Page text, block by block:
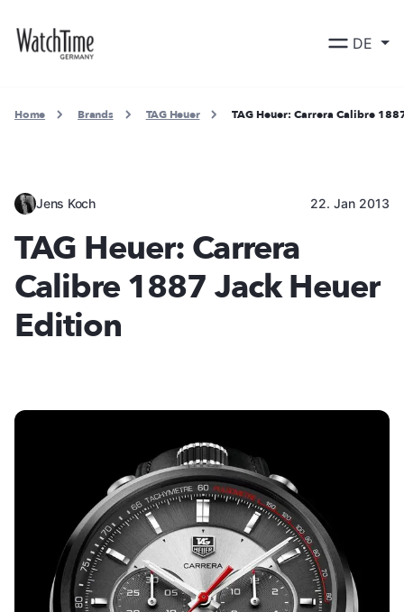
DE
Home Brands TAG Heuer TAG Heuer: Carrera Calibre
Jens Koch 22. Jan 2013
TAG Heuer: Carrera
Calibre 1887 Jack Heuer
Edition